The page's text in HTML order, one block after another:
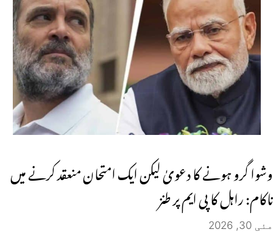
وشوا گرو ہونے کا دعویٰ لیکن ایک امتحان منعقد کرنے میں
ناکام: راہل کا پی ایم پر طنز
مئی 30, 2026